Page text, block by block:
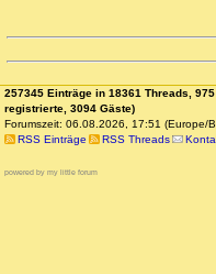
257345 Einträge in 18361 Threads,
registrierte, 3094 Gäste)
Forumszeit: 06.08.2026, 17:51 (Europe/
RSS Einträge
RSS Threads
powered by my little forum